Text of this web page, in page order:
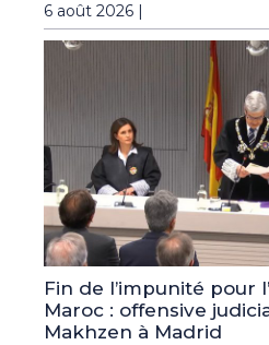
6 août 2026 |
Fin de l’impunité pour
Maroc : offensive
Makhzen à Madrid